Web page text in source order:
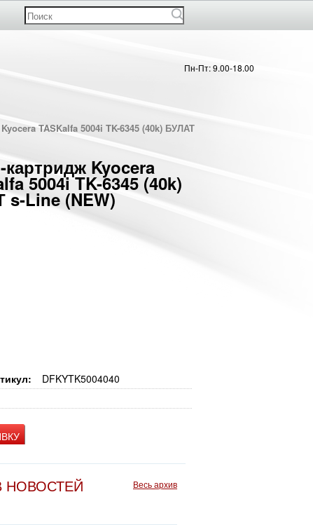
Пн-Пт: 9.00-18.00
TASKalfa 5004i TK-6345 (40k) БУЛАТ
картридж Kyocera
5004i TK-6345 (40k)
s-Line (NEW)
DFKYTK5004040
НОВОСТЕЙ Весь архив